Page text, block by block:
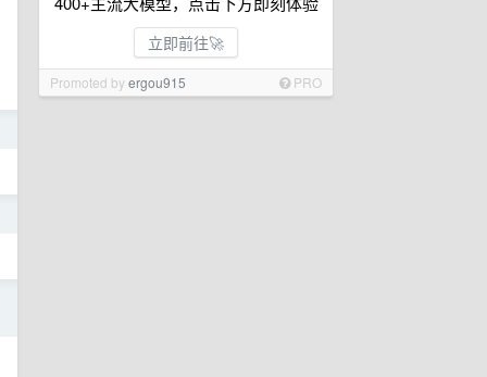
立即前往🚀
Promoted byergou915 PRO